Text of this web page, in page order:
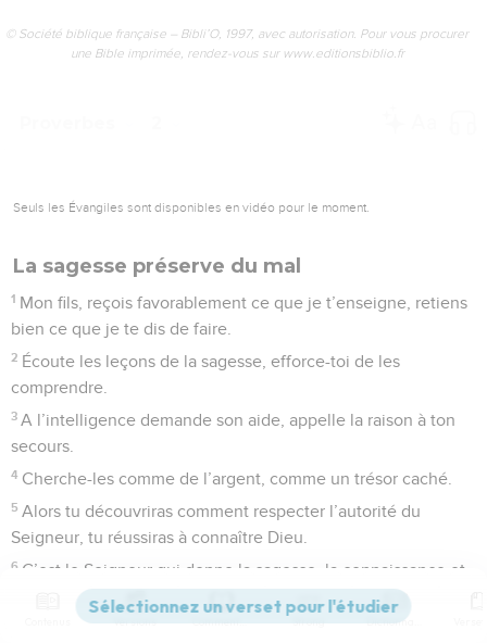
© Société biblique française – Bibli’O, 1997, avec autorisation. Pour vous procurer
une Bible imprimée, rendez-vous sur www.editionsbiblio.fr
Seuls les Évangiles sont disponibles en vidéo pour le moment.
La sagesse préserve du mal
1 Mon fils, reçois favorablement ce que je t’enseigne, retiens
bien ce que je te dis de faire.
2 Écoute les leçons de la sagesse, efforce-toi de les
comprendre.
3 A l’intelligence demande son aide, appelle la raison à ton
secours.
4 Cherche-les comme de l’argent, comme un trésor caché.
5 Alors tu découvriras comment respecter l’autorité du
Seigneur, tu réussiras à connaître Dieu.
6 C’est le Seigneur qui donne la sagesse, la connaissance et
la raison viennent de lui.
Il aide les hommes droits. Comme un bouclier il protège
Versions Commentaires Strong